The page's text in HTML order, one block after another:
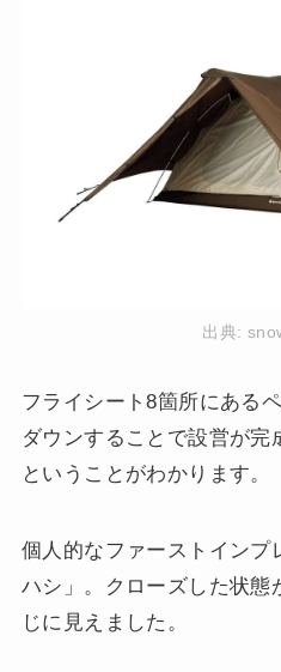
出典:
フライシート8箇所にある
ダウンすることで設営が完
ということがわかります。
個人的なファーストインプ
ハシ」。クローズした状態
じに見えました。